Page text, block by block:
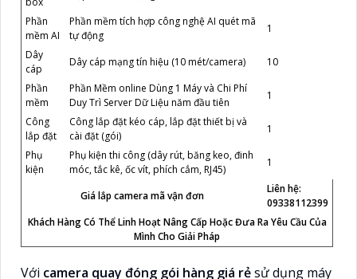
Phần
mềm AI
Phần mềm tích hợp công nghệ AI quét mã
tự động
1
Dây
cáp
Dây cáp mạng tín hiệu (10 mét/camera)
10
Phần
mềm
Phần Mềm online Dùng 1 Máy và Chi Phí
Duy Trì Server Dữ Liệu năm đầu tiên
1
Công
lắp đặt
Công lắp đặt kéo cáp, lắp đặt thiết bị và
cài đặt (gói)
1
Phụ
kiện
Phụ kiện thi công (dây rút, băng keo, đinh
móc, tắc kê, ốc vít, phích cắm, RJ45)
1
Giá lắp camera mã vận đơn
Liên hệ:
09338112399
Khách Hàng Có Thể Linh Hoạt Nâng Cấp Hoặc Đưa Ra Yêu Cầu Của
Mình Cho Giải Pháp
Với camera quay đóng gói hàng giá rẻsử dụng máy